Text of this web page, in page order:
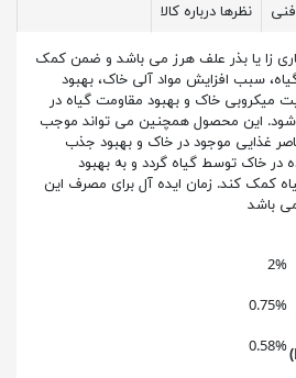
نظرها درباره کالا
زا یا بذر علف هرز می باشد و ضمن کمک
سبب افزایش مواد آلی خاک، بهبود
میکروبی خاک و بهبود مقاومت گیاه در
این محصول همچنین می تواند موجب
غذایی موجود در خاک و بهبود جذب
در خاک توسط گیاه گردد و به بهبود
کمک کند. زمان ایده آل برای مصرف این
باشد
2%
0.75%
0.58%